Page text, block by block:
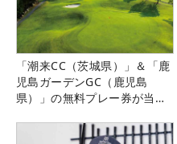
「潮来CC（茨城県）」＆「鹿
児島ガーデンGC（鹿児島
県）」の無料プレー券が当た